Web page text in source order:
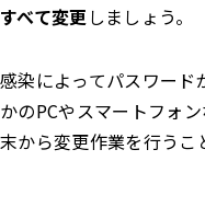
すべて変更 しましょう。
感染によってパスワー
かのPCやスマートフォ
末から変更作業を行うこ